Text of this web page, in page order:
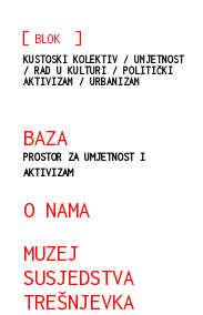
[ BLOK ]
KUSTOSKI KOLEKTIV / UMJETNOST
/ RAD U KULTURI / POLITIČKI
AKTIVIZAM / URBANIZAM
BAZA
PROSTOR ZA UMJETNOST I
AKTIVIZAM
O NAMA
MUZEJ
SUSJEDSTVA
TREŠNJEVKA